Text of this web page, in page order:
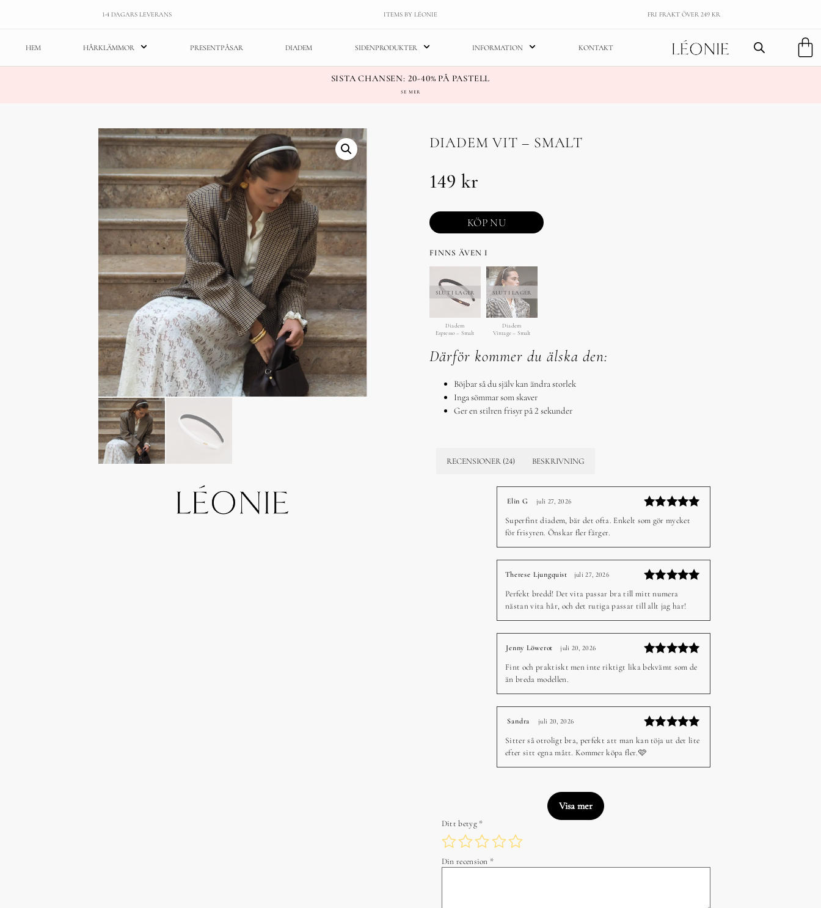
1-4 DAGARS LEVERANS ITEMS BY LÉONIE FRI FRAKT ÖVER 249 KR
HEM HÅRKLÄMMOR PRESENTPÅSAR DIADEM SIDENPRODUKTER INFORMATION KONTAKT
SISTA CHANSEN: 20-40% PÅ PASTELL
SE MER
DIADEM VIT – SMALT
149 kr
KÖP NU
FINNS ÄVEN I
SLUT I LAGER
Diadem
Espresso – Smalt
SLUT I LAGER
Diadem
Vintage – Smalt
Därför kommer du älska den:
Böjbar så du själv kan ändra storlek
Inga sömmar som skaver
Ger en stilren frisyr på 2 sekunder
RECENSIONER (24) BESKRIVNING
Betygsatt
av 5
Elin G juli 27, 2026
Superfint diadem, bär det ofta. Enkelt som gör mycket
för frisyren. Önskar fler färger.
5 av 5
Therese Ljungquist juli 27, 2026
Perfekt bredd! Det vita passar bra till mitt numera
nästan vita hår, och det rutiga passar till allt jag har!
Betygsatt
5
av 5
Jenny Löwerot juli 20, 2026
Fint och praktiskt men inte riktigt lika bekvämt som de
än breda modellen.
Betygsatt
5
av 5
Sandra juli 20, 2026
Sitter så otroligt bra, perfekt att man kan töja ut det lite
efter sitt egna mått. Kommer köpa fler.🩷
Visa mer
Ditt betyg *
Din recension *